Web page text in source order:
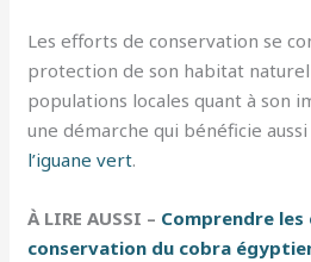
Les efforts de conservation se
protection de son habitat naturel
populations locales quant à son
une démarche qui bénéficie
l’iguane vert.
À LIRE AUSSI – Comprendre
conservation du cobra